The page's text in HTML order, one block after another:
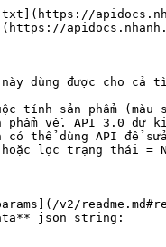
dùng được cho cả
sản phẩm (màu
phẩm về. API 3.0 dự
có thể dùng API
lọc trạng thái =
v2/
json string: